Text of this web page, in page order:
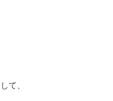
て、